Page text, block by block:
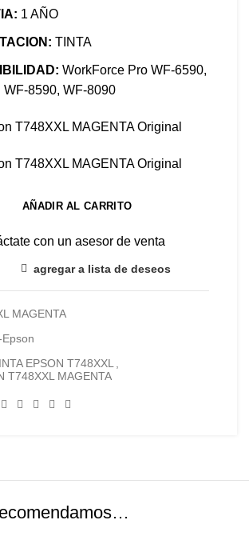
1 AÑO
TINTA
WorkForce Pro WF-6590,
WF-8590, WF-8090
AÑADIR AL CARRITO
con un asesor de venta
agregar a lista de deseos
MAGENTA
Epson
EPSON T748XXL
T748XXL MAGENTA